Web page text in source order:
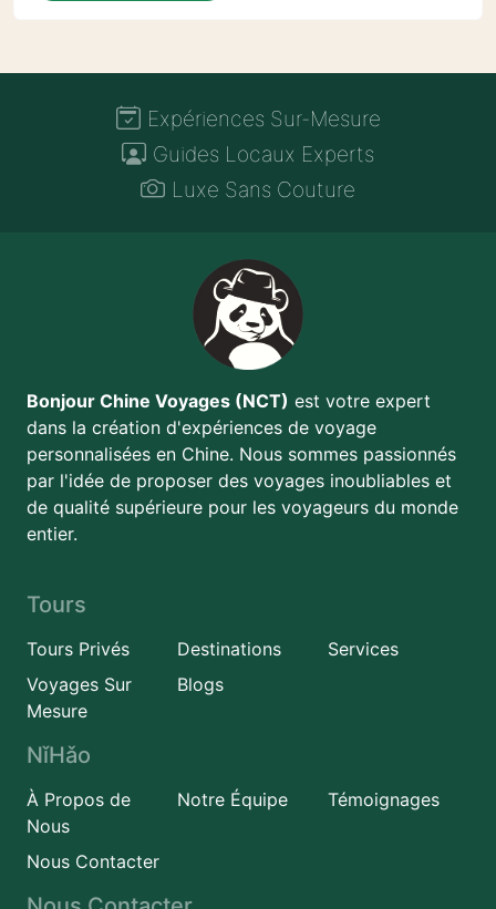
Expériences Sur-Mesure
Guides Locaux Experts
Luxe Sans Couture
Bonjour Chine Voyages (NCT) est votre expert
dans la création d'expériences de voyage
personnalisées en Chine. Nous sommes passionnés
par l'idée de proposer des voyages inoubliables et
de qualité supérieure pour les voyageurs du monde
entier.
Tours
Tours Privés Destinations
Services
Voyages Sur
Mesure
Blogs
NǐHǎo
À Propos de
Nous
Notre Équipe Témoignages
Nous Contacter